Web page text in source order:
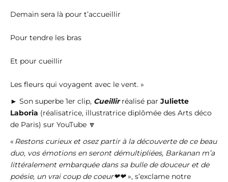
Demain sera là pour t’accueillir
Pour tendre les bras
Et pour cueillir
Les fleurs qui voyagent avec le vent. »
► Son superbe 1er clip, Cueillirréalisé par Juliette
Laboria (réalisatrice, illustratrice diplômée des Arts déco
de Paris) sur YouTube 🔽
« Restons curieux et osez partir à la découverte de ce beau
duo, vos émotions en seront démultipliées, Barkanan m’a
littéralement embarquée dans sa bulle de douceur et de
poésie, un vrai coup de coeur❤❤», s’exclame notre